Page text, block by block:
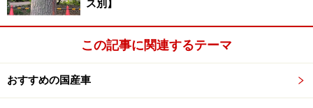
人ならアルトも好印象か。装備内容はほとんど同じだと
ス別】
この記事に関連するテーマ
おすすめの国産車